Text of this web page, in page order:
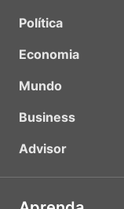
Política
Economia
Mundo
Business
Advisor